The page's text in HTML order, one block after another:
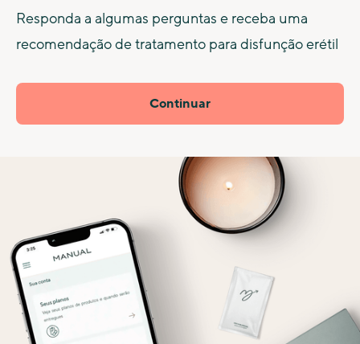
Responda a algumas perguntas e receba uma
recomendação de tratamento para disfunção erétil
Continuar